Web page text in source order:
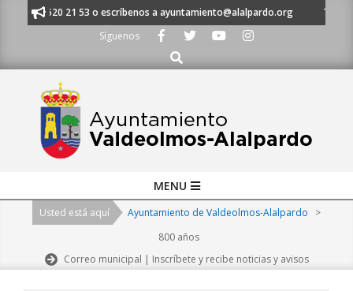
al 91 620 21 53 o escríbenos a ayuntamiento@alalpardo.org
TE
Síguenos
Buscar
Navigation
MENU
Usted está aquí Ayuntamiento de Valdeolmos-Alalpardo
>
800 años
Correo municipal | Inscríbete y recibe noticias y avisos